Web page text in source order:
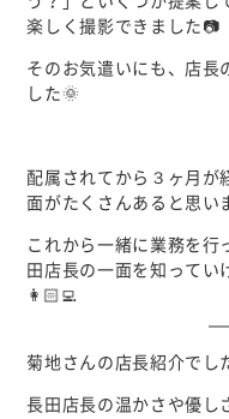
楽しく撮影できました📷
そのお気遣いにも、店長
した🌞
配属されてから３ヶ月が
面がたくさんあると思い
これから一緒に業務を行
田店長の一面を知ってい
👩🏻‍💻
菊地さんの店長紹介でし
長田店長の温かさや優し